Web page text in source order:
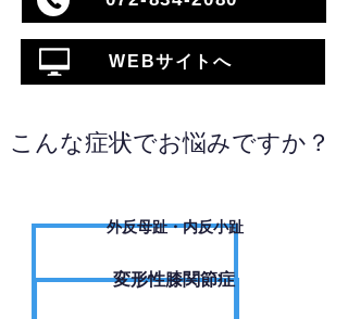
WEBサイトへ
こんな症状でお悩みですか？
外反母趾・内反小趾
変形性膝関節症